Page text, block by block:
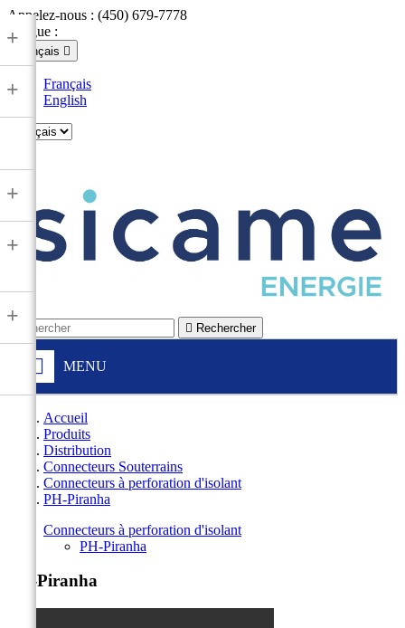
Appelez-nous : (450) 679-7778
Langue :
Français 
Français
English
 Rechercher
MENU
+
+
+
+
+
Accueil
Produits
Distribution
Connecteurs Souterrains
Connecteurs à perforation d'isolant
PH-Piranha
Connecteurs à perforation d'isolant
PH-Piranha
PH-Piranha